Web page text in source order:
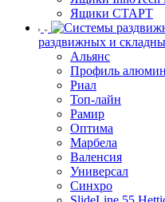
Ящики СТАРТ
раздвижных и
Альянс
Профиль
Риал
Топ-лайн
Рамир
Оптима
Марбела
Валенсия
Универсал
Синхро